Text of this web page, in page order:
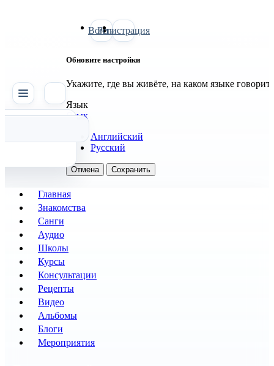
Войти
Регистрация
Обновите настройки
Укажите, где вы живёте, на каком языке
Язык
Язык
Английский
Русский
Отмена Сохранить
Главная
Знакомства
Санги
Аудио
Школы
Курсы
Консультации
Рецепты
Видео
Альбомы
Блоги
Мероприятия